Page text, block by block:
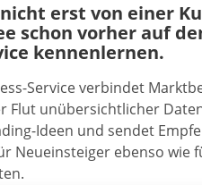
erst von einer
schon vorher auf
kennenlernen.
Service verbindet
Flut unübersichtlicher
Ideen und sendet
Neueinsteiger ebenso wie